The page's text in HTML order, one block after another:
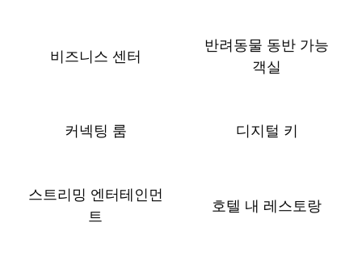
비즈니스 센터
반려동물 동반 가능
객실
커넥팅 룸 디지털 키
스트리밍 엔터테인먼
트
호텔 내 레스토랑